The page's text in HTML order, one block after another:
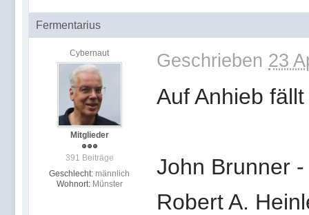
Fermentarius
Cybernaut
Mitglieder
391 Beiträge
Geschlecht: männlich
Wohnort: Münster
Geschrieben 23
Auf Anhieb
John Brunner
Robert A.